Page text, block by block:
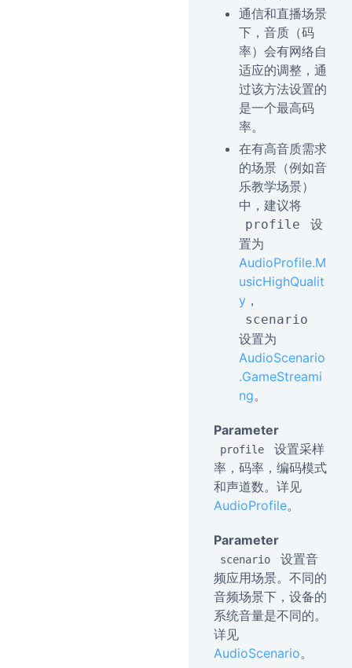
通信和直播场景
下，音质（码
率）会有网络自
适应的调整，通
过该方法设置的
是一个最高码
率。
在有高音质需求
的场景（例如音
乐教学场景）
中，建议将
profile
设
置为
AudioProfile.M
usicHighQualit
y ，
scenario
设置为
AudioScenario
.GameStreami
ng。
Parameter
profile
设置采样
率，码率，编码模式
和声道数。详见
AudioProfile。
Parameter
scenario
设置音
频应用场景。不同的
音频场景下，设备的
系统音量是不同的。
详见
AudioScenario。